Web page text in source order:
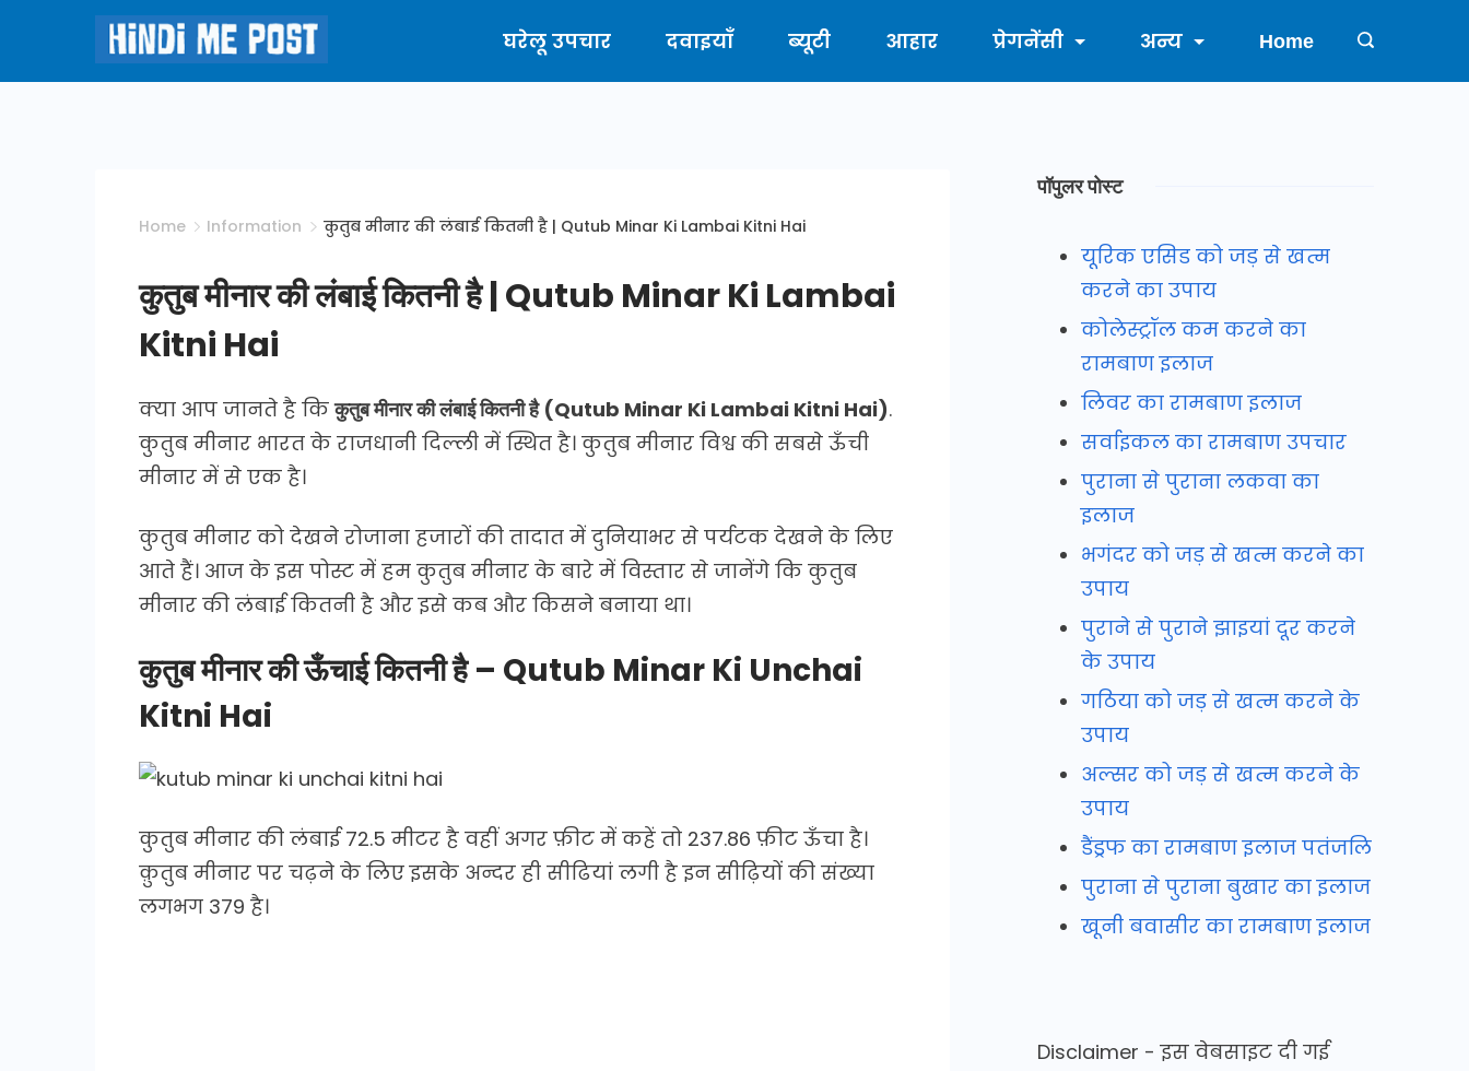
content
Hindi
घरेलू उपचार दवाइयाँ ब्यूटी आहार प्रेगनेंसी अन्य Home
Home Information कुतुब मीनार की लंबाई कितनी है | Qutub Minar Ki Lambai Kitni Hai
कुतुब मीनार की लंबाई कितनी है | Qutub Minar Ki Lambai
Kitni Hai
क्या आप जानते है किकुतुब मीनार की लंबाई कितनी है (Qutub Minar Ki Lambai Kitni Hai).
कुतुब मीनार भारत के राजधानी दिल्ली में स्थित है। कुतुब मीनार विश्व की सबसे ऊँची
मीनार में से एक है।
कुतुब मीनार को देखने रोजाना हजारों की तादात में दुनियाभर से पर्यटक देखने के लिए
आते हैं। आज के इस पोस्ट में हम कुतुब मीनार के बारे में विस्तार से जानेंगे कि कुतुब
मीनार की लंबाई कितनी है और इसे कब और किसने बनाया था।
कुतुब मीनार की ऊँचाई कितनी है – Qutub Minar Ki Unchai
Kitni Hai
कुतुब मीनार की लंबाई 72.5 मीटर है वहीं अगर फ़ीट में कहें तो 237.86 फ़ीट ऊँचा है।
क़ुतुब मीनार पर चढ़ने के लिए इसके अन्दर ही सीढियां लगी है इन सीढ़ियों की संख्या
लगभग 379 है।
पॉपुलर पोस्ट
यूरिक एसिड को जड़ से खत्म
करने का उपाय
कोलेस्ट्रॉल कम करने का
रामबाण इलाज
लिवर का रामबाण इलाज
सर्वाइकल का रामबाण उपचार
पुराना से पुराना लकवा का
इलाज
भगंदर को जड़ से खत्म करने का
उपाय
पुराने से पुराने झाइयां दूर करने
के उपाय
गठिया को जड़ से खत्म करने के
उपाय
अल्सर को जड़ से खत्म करने के
उपाय
डैंड्रफ का रामबाण इलाज पतंजलि
पुराना से पुराना बुखार का इलाज
खूनी बवासीर का रामबाण इलाज
Disclaimer - इस वेबसाइट दी गई